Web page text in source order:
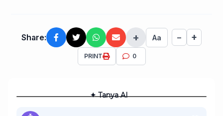
Share: + Aa − +
PRINT 0
✦ Tanya AI